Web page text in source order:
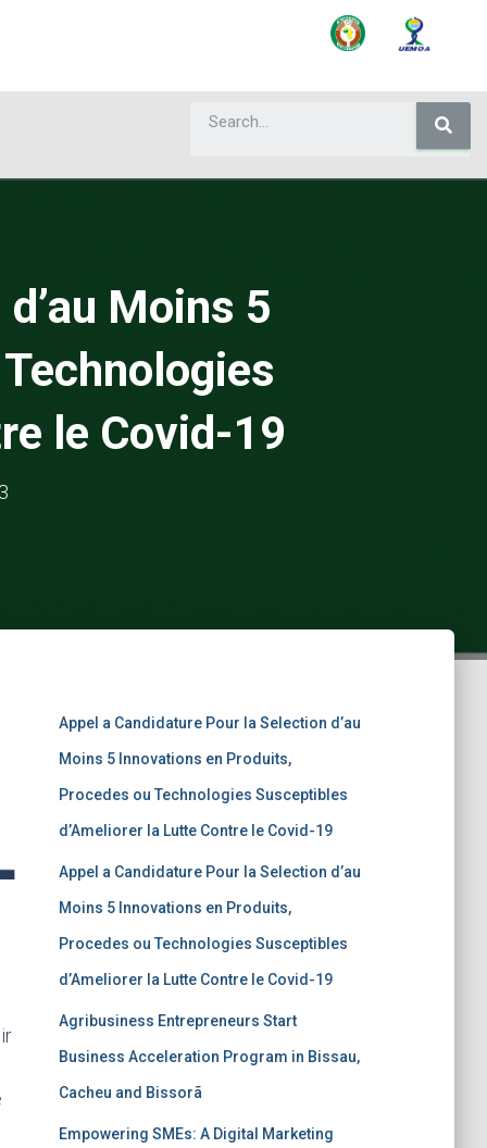
Moins 5
le Covid-19
Appel a Candidature Pour la Selection d’au
Moins 5 Innovations en Produits,
Procedes ou Technologies Susceptibles
d’Ameliorer la Lutte Contre le Covid-19
Appel a Candidature Pour la Selection d’au
Moins 5 Innovations en Produits,
Procedes ou Technologies Susceptibles
d’Ameliorer la Lutte Contre le Covid-19
Agribusiness Entrepreneurs Start
Business Acceleration Program in Bissau,
Cacheu and Bissorã
Empowering SMEs: A Digital Marketing